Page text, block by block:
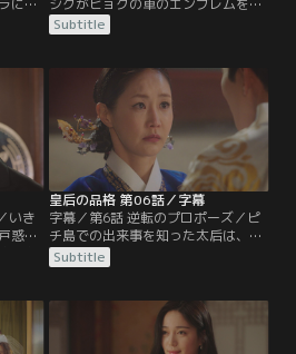
チ
入
は
行
っていると聞いたヒョクはピルジュ
に彼を始末するよう指示。一方、皇
名人になったサニーは実家のチキン
店も大繁盛。そこへ突然ヒョクが現
れる。
Subtitle
いき
惑う
お
が
発
を捜
皇后の品格 第06話／字幕
字幕／第6話 逆転のプロポーズ／ピ
チ島での出来事を知った太后は、ユ
ラを刑務所に送りたくなければサニ
ーと結婚しろとヒョクを脅す。一
クへの復讐心を燃やしていたワンシ
クは、テレビで王室警護員募集の告
Subtitle